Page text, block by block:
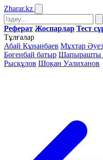
Zharar.kz
Реферат Жоспарлар Тест
Тұлғалар
Абай Құнанбаев Мұхтар
Бөгенбай батыр Шапырашты
Рысқұлов Шоқан Уәлиханов